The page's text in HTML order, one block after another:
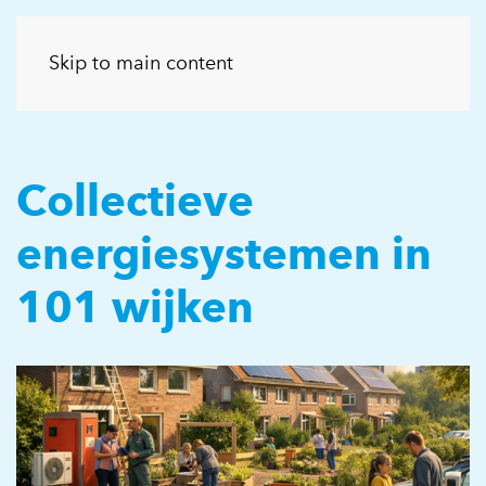
Skip to main content
Collectieve
energiesystemen in
101 wijken